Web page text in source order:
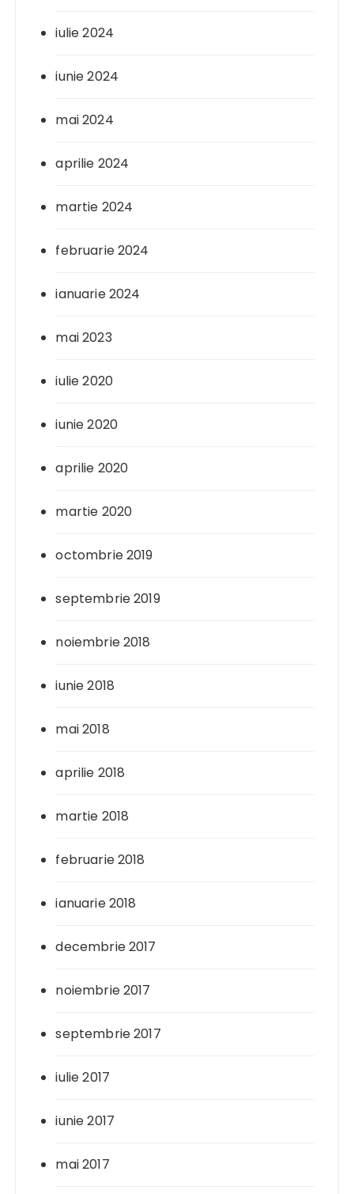
iulie 2024
iunie 2024
mai 2024
aprilie 2024
martie 2024
februarie 2024
ianuarie 2024
mai 2023
iulie 2020
iunie 2020
aprilie 2020
martie 2020
octombrie 2019
septembrie 2019
noiembrie 2018
iunie 2018
mai 2018
aprilie 2018
martie 2018
februarie 2018
ianuarie 2018
decembrie 2017
noiembrie 2017
septembrie 2017
iulie 2017
iunie 2017
mai 2017